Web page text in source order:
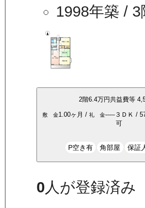
1998年築 / 3
2階6.4万円共益費等
敷 金1.00ヶ月 / 礼 金----- ３ＤＫ /
可
P空き有 角部屋 保証
0 人が登録済み